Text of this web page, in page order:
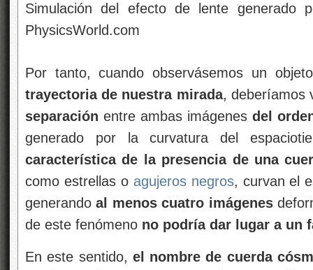
Simulación del efecto de lente generado
PhysicsWorld.com
Por tanto, cuando observásemos un
trayectoria de nuestra mirada, deberíamos
separación entre ambas imágenes del
generado por la curvatura del
característica de la presencia de una
como estrellas o agujeros negros, curvan el
generandoal menos cuatro imágenes
de este fenómeno no podría dar lugar a un
En este sentido, el nombre de cuerda